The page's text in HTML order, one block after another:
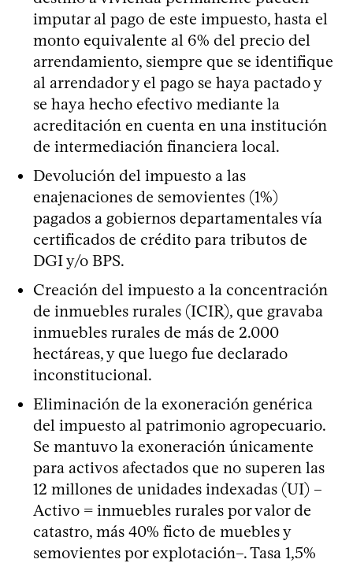
imputar al pago de este impuesto, hasta el
monto equivalente al 6% del precio del
arrendamiento, siempre que se identifique
al arrendador y el pago se haya pactado y
se haya hecho efectivo mediante la
acreditación en cuenta en una institución
de intermediación financiera local.
Devolución del impuesto a las
enajenaciones de semovientes (1%)
pagados a gobiernos departamentales vía
certificados de crédito para tributos de
DGI y/o BPS.
Creación del impuesto a la concentración
de inmuebles rurales (ICIR), que gravaba
inmuebles rurales de más de 2.000
hectáreas, y que luego fue declarado
inconstitucional.
Eliminación de la exoneración genérica
del impuesto al patrimonio agropecuario.
Se mantuvo la exoneración únicamente
para activos afectados que no superen las
12 millones de unidades indexadas (UI) –
Activo = inmuebles rurales por valor de
catastro, más 40% ficto de muebles y
semovientes por explotación–. Tasa 1,5%